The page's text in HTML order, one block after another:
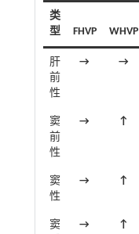
类
型
FHVP WHVP
肝
前
性
→ →
窦
前
性
→ ↑
窦
性
→ ↑
窦
→ ↑